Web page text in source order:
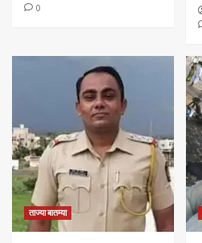
0
ताज्या बातम्या